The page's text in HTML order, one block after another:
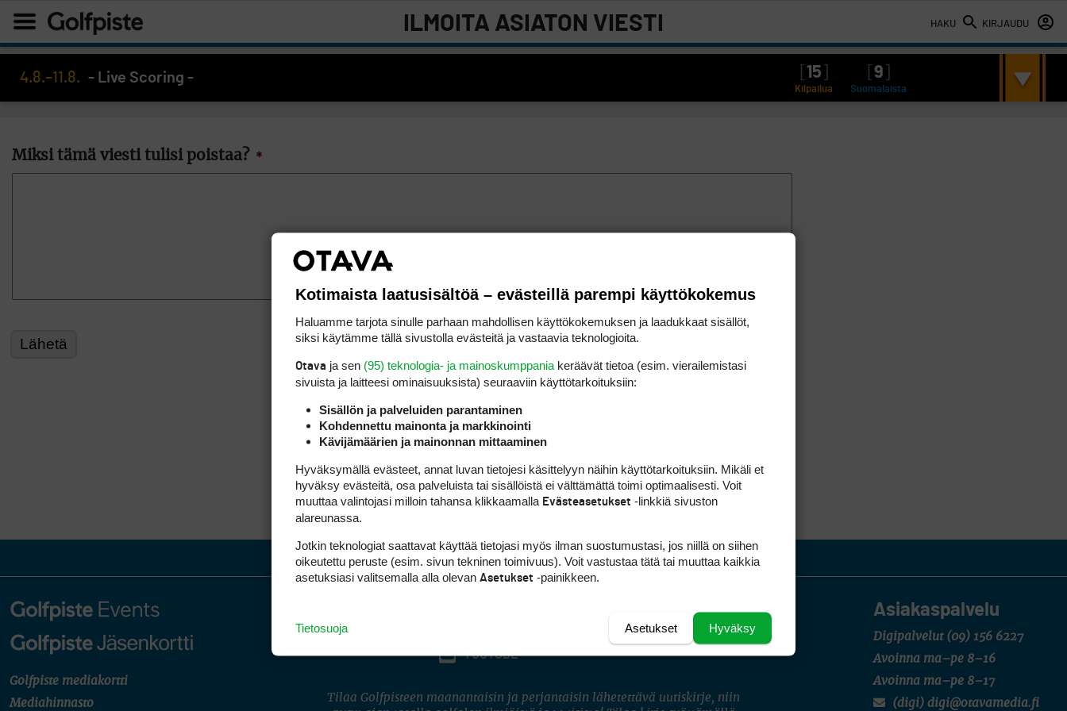
HAKU KIRJAUDU
ILMOITA ASIATON VIESTI
4.8.–11.8. - Live Scoring - 15 9
Kilpailua Suomalaista
Miksi tämä viesti tulisi poistaa? *
Golfpiste mediakortti
Mediahinnasto
Asiakaspalvelu
Digipalvelut (09) 156 6227
Avoinna ma–pe 8–16
Avoinna ma–pe 8–17
(digi) digi@otavamedia.fi
INSTAGRAM
YOUTUBE
Tilaa Golfpisteen maanantaisin ja perjantaisin lähetettävä uutiskirje, niin
Kotimaista laatusisältöä – evästeillä parempi käyttökokemus
Haluamme tarjota sinulle parhaan mahdollisen käyttökokemuksen ja laadukkaat sisällöt,
siksi käytämme tällä sivustolla evästeitä ja vastaavia teknologioita.
Otava ja sen (95) teknologia- ja mainoskumppania keräävät tietoa (esim. vierailemis­tasi
sivuista ja laitteesi ominaisuuk­sista) seuraaviin käyttötarkoituksiin:
Sisällön ja palveluiden parantaminen
Kohdennettu mainonta ja markkinointi
Kävijämäärien ja mainonnan mittaaminen
Hyväksymällä evästeet, annat luvan tietojesi käsittelyyn näihin käyttötarkoituksiin. Mikäli et
hyväksy evästeitä, osa palveluista tai sisällöistä ei välttämättä toimi optimaalisesti. Voit
muuttaa valintojasi milloin tahansa klikkaamalla Evästeasetukset -linkkiä sivuston
alareunassa.
Jotkin teknologiat saattavat käyttää tietojasi myös ilman suostumustasi, jos niillä on siihen
oikeutettu peruste (esim. sivun tekninen toimivuus). Voit vastustaa tätä tai muuttaa kaikkia
asetuksiasi valitsemalla alla olevan Asetukset -painikkeen.
Hyväksy
Asetukset
Tietosuoja